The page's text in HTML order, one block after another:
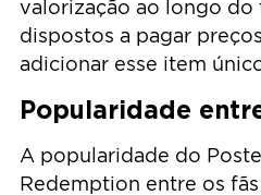
valorização ao longo do
dispostos a pagar
adicionar esse item
Popularidade
A popularidade do
Redemption entre os